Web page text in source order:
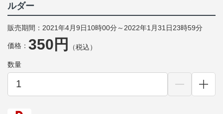
ルダー
販売期間：2021年4月9日10時00分～2022年1月31日23時59分
価格： 350円 （税込）
数量